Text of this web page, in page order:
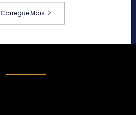
Carregue Mais